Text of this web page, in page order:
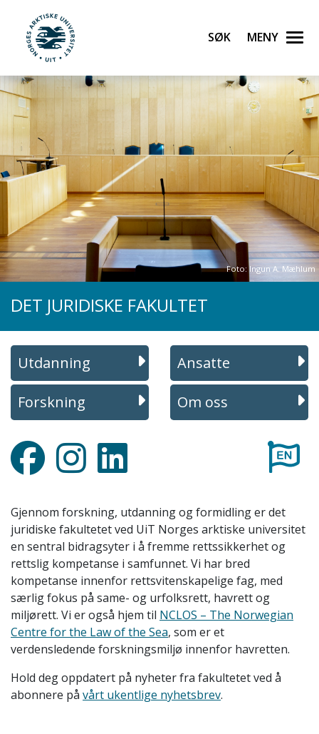
Gå til hovedinnhold
UiT Norges arktiske universitet
Søk Meny
Foto: Ingun A. Mæhlum
DET JURIDISKE FAKULTET
Utdanning Ansatte
Forskning Om oss
FacebookInstagramLinkedId
Gjennom forskning, utdanning og formidling er det
juridiske fakultetet ved UiT Norges arktiske universitet
en sentral bidragsyter i å fremme rettssikkerhet og
rettslig kompetanse i samfunnet. Vi har bred
kompetanse innenfor rettsvitenskapelige fag, med
særlig fokus på same- og urfolksrett, havrett og
miljørett. Vi er også hjem til NCLOS – The Norwegian
Centre for the Law of the Sea, som er et
verdensledende forskningsmiljø innenfor havretten.
Hold deg oppdatert på nyheter fra fakultetet ved å
abonnere på vårt ukentlige nyhetsbrev.